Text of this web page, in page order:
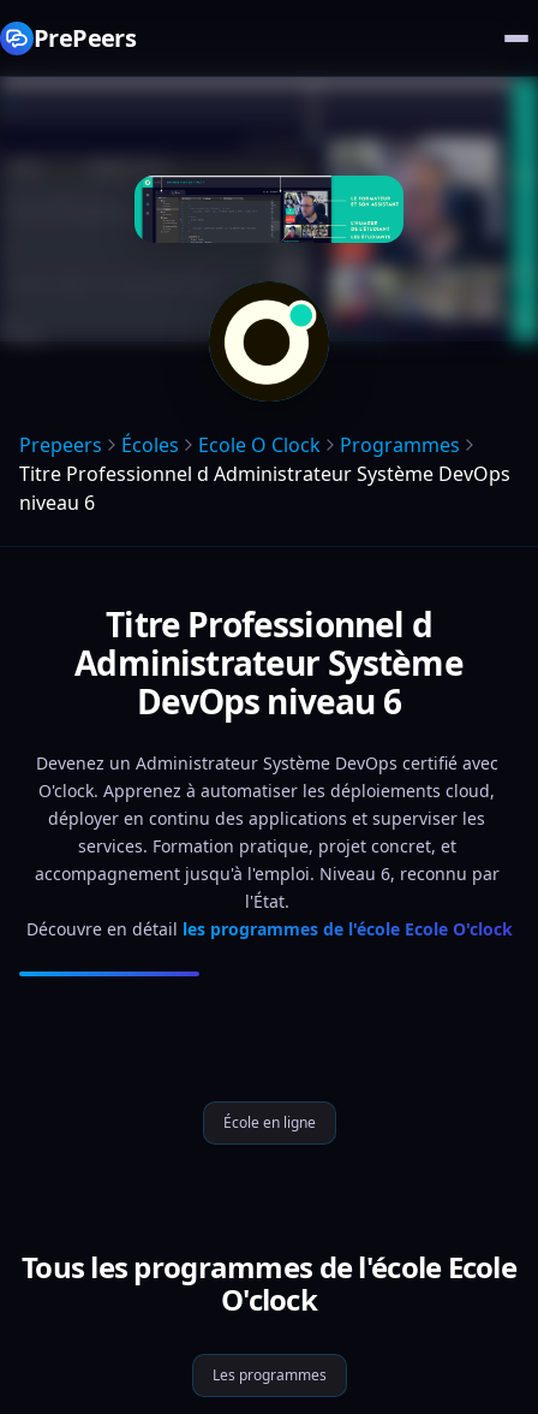
PrePeers
Prepeers Écoles Ecole O Clock
Programmes
Titre Professionnel d Administrateur Système DevOps
niveau 6
Titre Professionnel d
Administrateur Système
DevOps niveau 6
Devenez un Administrateur Système DevOps certifié avec
O'clock. Apprenez à automatiser les déploiements cloud,
déployer en continu des applications et superviser les
services. Formation pratique, projet concret, et
accompagnement jusqu'à l'emploi. Niveau 6, reconnu par
l'État.
Découvre en détail les programmes de l'école Ecole O'clock
École en ligne
Tous les programmes de l'école Ecole
O'clock
Les programmes